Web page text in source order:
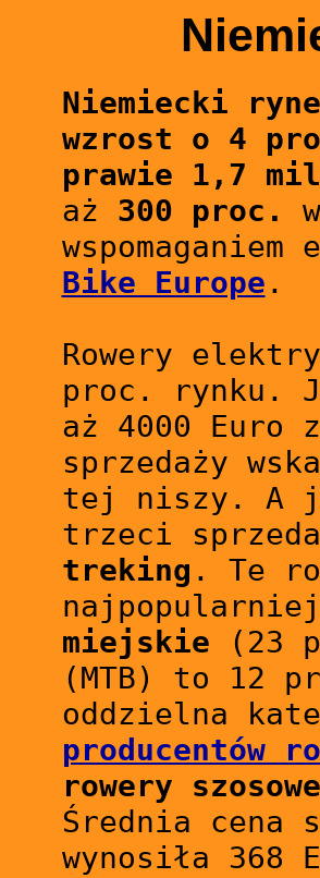
Niemiecki
wzrost o 4
prawie 1,7
aż 300 proc.
Bike Europe .
Rowery
proc.
rynku .
aż 4000 Euro
sprzedaży
tej niszy. A
trzeci
treking . Te
miejskie (23
(MTB) to 12
oddzielna
producentów
rowery szosowe
Średnia cena
wynosiła 368